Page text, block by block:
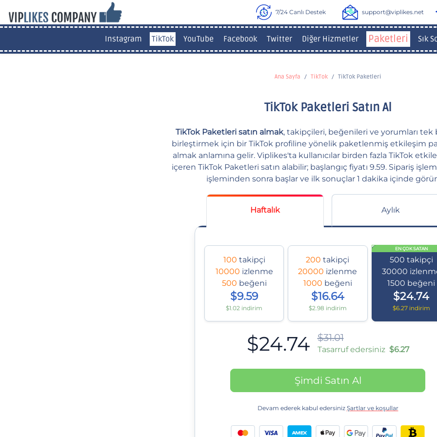
7/24 Canlı Destek support@viplikes.net
Instagram TikTok YouTube Facebook Twitter Diğer Hizmetler Paketleri Sık
Ana Sayfa TikTok TikTok Paketleri
TikTok Paketleri Satın Al
TikTok Paketleri satın almak, takipçileri, beğenileri ve yorumları tek
birleştirmek için bir TikTok profiline yönelik paketlenmiş etkileşim
almak anlamına gelir. Viplikes'ta kullanıcılar birden fazla TikTok
içeren TikTok Paketleri satın alabilir; başlangıç fiyatı 9.59. Sipariş
işleminden sonra başlar ve ilk sonuçlar 1 dakika içinde
Haftalık Aylık
100 takipçi
10000 izlenme
500 beğeni
$9.59
$1.02 indirim
200takipçi
20000 izlenme
1000 beğeni
$16.64
$2.98 indirim
EN ÇOK SATAN
500 takipçi
30000
1500 beğeni
$24.74
$6.27 indirim
$24.74 $31.01
Tasarruf edersiniz $6.27
Şimdi Satın Al
Devam ederek kabul edersiniz Şartlar ve koşullar